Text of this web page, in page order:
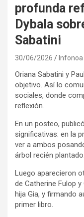
profunda
Dybala
Sabatini
30/06/2026 Infonoa
Oriana Sabatini y
objetivo. Así lo
sociales, donde
reflexión.
En un posteo,
significativas: en la
ver a ambos
árbol recién plantado.
Luego aparecieron
de Catherine Fulop
hija Gia, y firmando
primer libro.